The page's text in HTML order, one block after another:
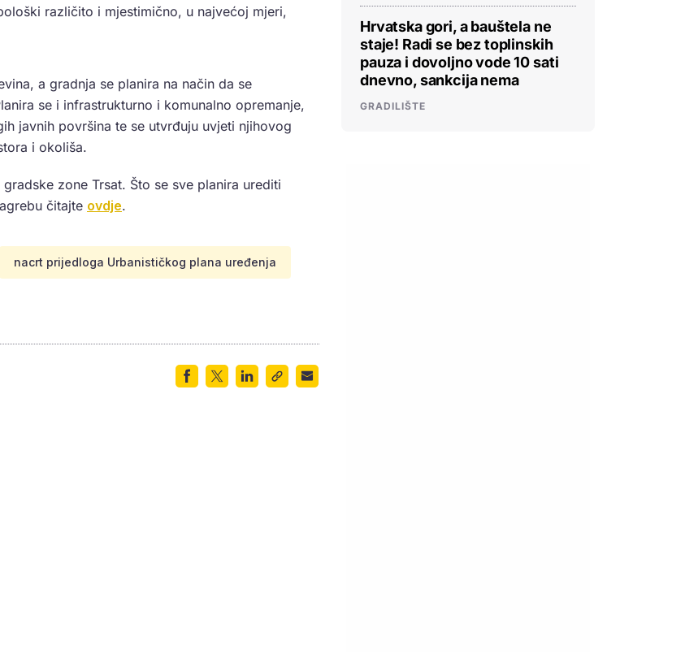
različito i mjestimično, u najvećoj mjeri,
a gradnja se planira na način da se
se i infrastrukturno i komunalno opremanje,
javnih površina te se utvrđuju uvjeti njihovog
i okoliša.
zone Trsat. Što se sve planira urediti
čitajte ovdje.
nacrt prijedloga Urbanističkog plana uređenja
Hrvatska gori, a bauštela ne
staje! Radi se bez toplinskih
pauza i dovoljno vode 10 sati
dnevno, sankcija nema
GRADILIŠTE